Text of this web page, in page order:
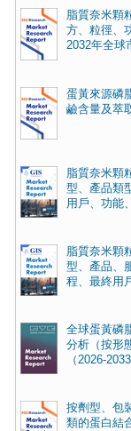
脂質奈米顆
方、粒徑、
2032年全球
蛋黃來源磷
鹼含量及萃
脂質奈米顆
型、產品類
用戶、功能
脂質奈米顆
型、產品、
程、最終用
全球蛋黃磷
分析（按形
（2026-2033
按劑型、包
類的蛋白結